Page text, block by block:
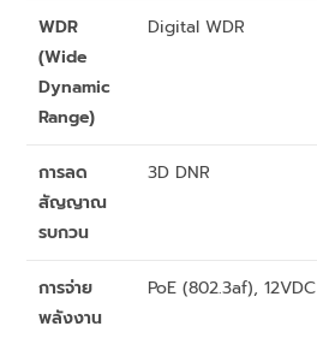
WDR
(Wide
Dynamic
Range)
Digital WDR
การลด
สัญญาณ
รบกวน
3D DNR
การจ่าย
พลังงาน
PoE (802.3af), 12VDC